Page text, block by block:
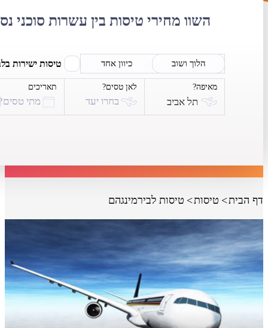
בחו"ל
השכרת
רכב
השוו מחירי טיסות בין עשרות סוכני
הלוך ושוב כיוון אחד טיסות ישירות
מאיפה?
תל אביב
לאן טסים?
בחרו יעד
תאריכים
מתי
דף הבית טיסות טיסות לבירמינגהם